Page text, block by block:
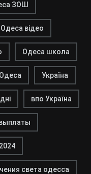
ЗОШ
Одеса відео
Одеса школа
Україна
впо Україна
света одесса